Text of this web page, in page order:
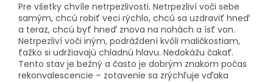
Pre všetky chvíle netrpezlivosti. Netrpezliví voči sebe
samým, chcú robiť veci rýchlo, chcú sa uzdraviť hneď
a teraz, chcú byť hneď znova na nohách a ísť von.
Netrpezliví voči iným, podráždení kvôli maličkostiam,
ťažko si udržiavajú chladnú hlavu. Nedokážu čakať.
Tento stav je bežný a často je dobrým znakom počas
rekonvalescencie – zotavenie sa zrýchľuje vďaka